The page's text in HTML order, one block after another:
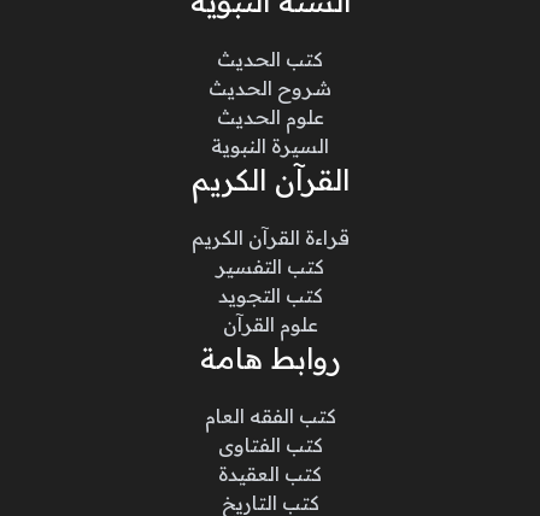
كتب الحديث
شروح الحديث
علوم الحديث
السيرة النبوية
القرآن الكريم
قراءة القرآن الكريم
كتب التفسير
كتب التجويد
علوم القرآن
روابط هامة
كتب الفقه العام
كتب الفتاوى
كتب العقيدة
كتب التاريخ